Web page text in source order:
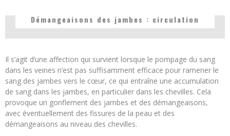
Démangeaisons des jambes : circulation
Il s’agit d’une affection qui survient lorsque le pompage du sang
dans les veines n’est pas suffisamment efficace pour ramener le
sang des jambes vers le cœur, ce qui entraîne une accumulation
de sang dans les jambes, en particulier dans les chevilles. Cela
provoque un gonflement des jambes et des démangeaisons,
avec éventuellement des fissures de la peau et des
démangeaisons au niveau des chevilles.